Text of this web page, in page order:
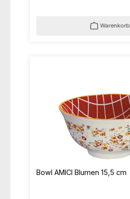
Warenkorb
Bowl AMICI Blumen 15,5 cm